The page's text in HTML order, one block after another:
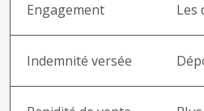
Engagement Les
Indemnité versée